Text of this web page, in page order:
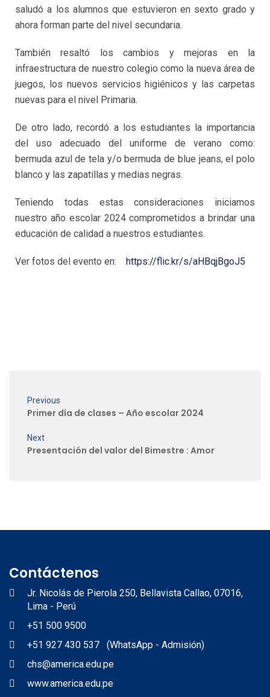
saludó a los alumnos que estuvieron en sexto grado y
ahora forman parte del nivel secundaria.
También resaltó los cambios y mejoras en la
infraestructura de nuestro colegio como la nueva área de
juegos, los nuevos servicios higiénicos y las carpetas
nuevas para el nivel Primaria.
De otro lado, recordó a los estudiantes la importancia
del uso adecuado del uniforme de verano como:
bermuda azul de tela y/o bermuda de blue jeans, el polo
blanco y las zapatillas y medias negras.
Teniendo todas estas consideraciones iniciamos
nuestro año escolar 2024 comprometidos a brindar una
educación de calidad a nuestros estudiantes.
Ver fotos del evento en: https://flic.kr/s/aHBqjBgoJ5
Previous
Primer día de clases – Año escolar 2024
Next
Presentación del valor del Bimestre : Amor
Contáctenos
Jr. Nicolás de Pierola 250, Bellavista Callao, 07016,
Lima - Perú
+51 500 9500
+51 927 430 537 (WhatsApp - Admisión)
chs@america.edu.pe
www.america.edu.pe